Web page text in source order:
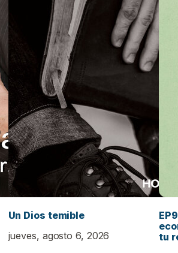
Un Dios temible
jueves, agosto 6, 2026
tu